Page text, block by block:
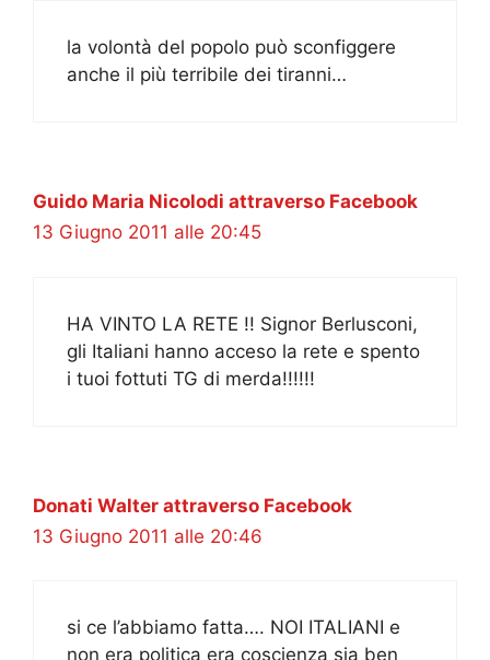
la volontà del popolo può sconfiggere
anche il più terribile dei tiranni…
Guido Maria Nicolodi attraverso Facebook
13 Giugno 2011 alle 20:45
HA VINTO LA RETE !! Signor Berlusconi,
gli Italiani hanno acceso la rete e spento
i tuoi fottuti TG di merda!!!!!!
Donati Walter attraverso Facebook
13 Giugno 2011 alle 20:46
si ce l’abbiamo fatta…. NOI ITALIANI e
non era politica era coscienza sia ben